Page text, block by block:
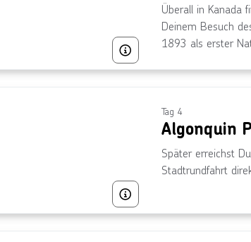
Bild von © OTMPC, lizensiert unter
Überall in Kanada
Deinem Besuch
1893 als erster
Bild von © tiger_barb über Getty Images
Tag 4
Algonquin
Später erreichst
Stadtrundfahrt